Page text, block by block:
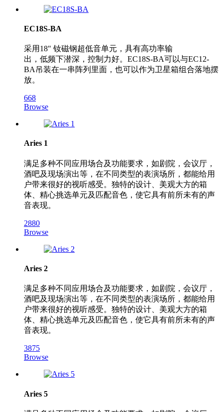
EC18S-BA
采用18" 钕磁钢超低音单元，具有高功率输
出，低频下潜深，控制力好。EC18S-BA可以与EC12-
BA吊装在一串阵列里面，也可以作为卫星箱组合落地摆
放。
668
Browse
Aries 1
满足多种不同应用场合及功能要求，如剧院，会议厅，
酒吧及现场演出等，在不同类型的表演场所，都能给用
户带来很好的视听感受。独特的设计、美观大方的箱
体、精心挑选单元及匹配音色，使它具有前所未有的声
音表现。
2880
Browse
Aries 2
满足多种不同应用场合及功能要求，如剧院，会议厅，
酒吧及现场演出等，在不同类型的表演场所，都能给用
户带来很好的视听感受。独特的设计、美观大方的箱
体、精心挑选单元及匹配音色，使它具有前所未有的声
音表现。
3875
Browse
Aries 5